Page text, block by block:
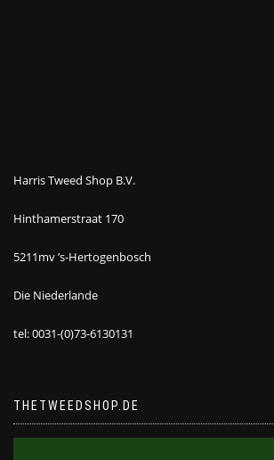
Harris Tweed Shop B.V.
Hinthamerstraat 170
5211mv ’s-Hertogenbosch
Die Niederlande
tel: 0031-(0)73-6130131
THETWEEDSHOP.DE